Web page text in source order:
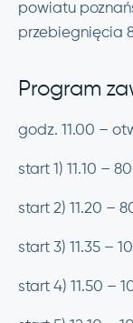
powiatu
przebiegnięcia
Program
godz. 11.00 –
start 1) 11.10 –
start 2) 11.20 –
start 3) 11.35 –
start 4) 11.50 –